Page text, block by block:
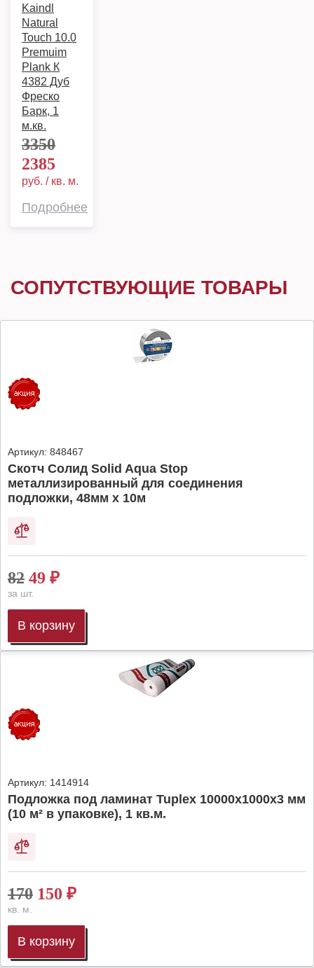
Kaindl
Natural
Touch 10.0
Premuim
Plank К
4382 Дуб
Фреско
Барк, 1
м.кв.
3350
2385
руб. / кв. м.
Подробнее
СОПУТСТВУЮЩИЕ ТОВАРЫ
Артикул: 848467
Скотч Солид Solid Aqua Stop
металлизированный для соединения
подложки, 48мм х 10м
82 49 ₽
за шт.
В корзину
Артикул: 1414914
Подложка под ламинат Tuplex 10000x1000x3 мм
(10 м² в упаковке), 1 кв.м.
170 150 ₽
кв. м.
В корзину